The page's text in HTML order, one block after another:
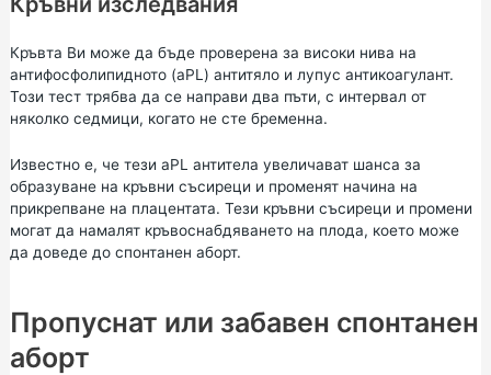
Кръвта Ви може да бъде проверена за високи нива на
антифосфолипидното (aPL) антитяло и лупус антикоагулант.
Този тест трябва да се направи два пъти, с интервал от
няколко седмици, когато не сте бременна.
Известно е, че тези aPL антитела увеличават шанса за
образуване на кръвни съсиреци и променят начина на
прикрепване на плацентата. Тези кръвни съсиреци и промени
могат да намалят кръвоснабдяването на плода, което може
да доведе до спонтанен аборт.
Пропуснат или забавен спонтанен
аборт